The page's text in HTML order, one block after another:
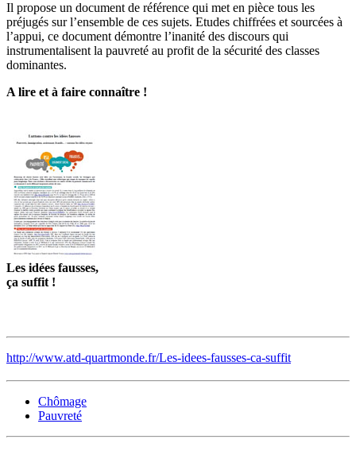
Il propose un document de référence qui met en pièce tous les
préjugés sur l’ensemble de ces sujets. Etudes chiffrées et sourcées à
l’appui, ce document démontre l’inanité des discours qui
instrumentalisent la pauvreté au profit de la sécurité des classes
dominantes.
A lire et à faire connaître !
Les idées fausses,
ça suffit !
http://www.atd-quartmonde.fr/Les-idees-fausses-ca-suffit
Chômage
Pauvreté